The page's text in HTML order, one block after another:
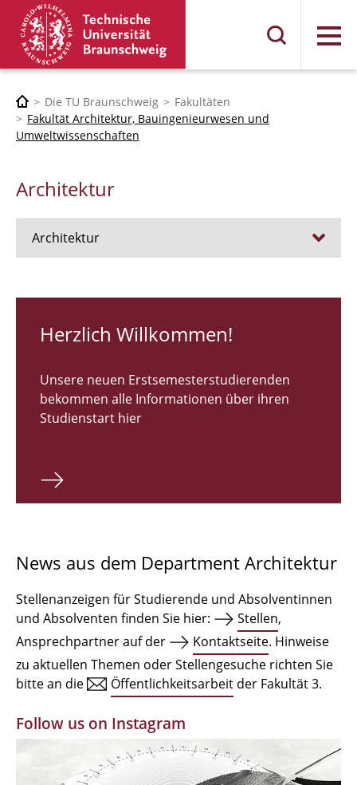
Menü
Die TU Braunschweig
Fakultäten
Fakultät Architektur, Bauingenieurwesen und
Umweltwissenschaften
Architektur
Architektur
RUNDGANG 26
Bachelor Architektur
Master Architektur
Qualifikationsprofil
Institute
Einrichtungen
Zeichensäle
MBW | Modellbauwerkstatt
Alumni | cloud club
Herzlich Willkommen!
Unsere neuen Erstsemesterstudierenden
bekommen alle Informationen über ihren
Studienstart hier
News aus dem Department Architektur
Stellenanzeigen für Studierende und Absolventinnen
und Absolventen finden Sie hier:
Stellen,
Ansprechpartner auf der
Kontaktseite. Hinweise
zu aktuellen Themen oder Stellengesuche richten Sie
bitte an die
Öffentlichkeitsarbeit der Fakultät 3.
Follow us on Instagram